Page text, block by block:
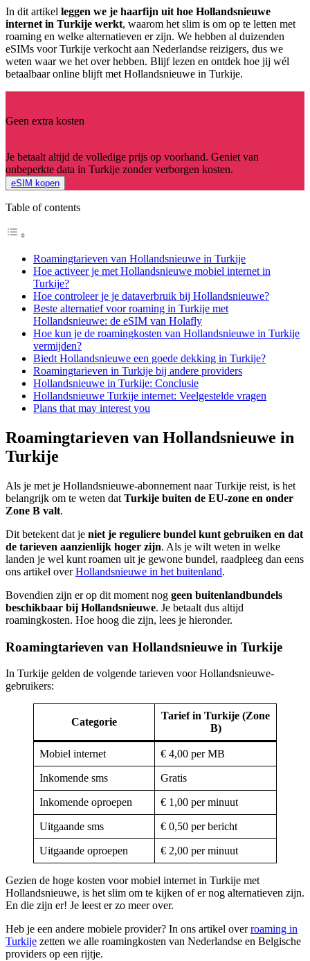
In dit artikel leggen we je haarfijn uit hoe Hollandsnieuwe
internet in Turkije werkt, waarom het slim is om op te letten met
roaming en welke alternatieven er zijn. We hebben al duizenden
eSIMs voor Turkije verkocht aan Nederlandse reizigers, dus we
weten waar we het over hebben. Blijf lezen en ontdek hoe jij wél
betaalbaar online blijft met Hollandsnieuwe in Turkije.
Geen extra kosten
Je betaalt altijd de volledige prijs op voorhand. Geniet van
onbeperkte data in Turkije zonder verborgen kosten.
eSIM kopen
Table of contents
Roamingtarieven van Hollandsnieuwe in Turkije
Hoe activeer je met Hollandsnieuwe mobiel internet in
Turkije?
Hoe controleer je je dataverbruik bij Hollandsnieuwe?
Beste alternatief voor roaming in Turkije met
Hollandsnieuwe: de eSIM van Holafly
Hoe kun je de roamingkosten van Hollandsnieuwe in Turkije
vermijden?
Biedt Hollandsnieuwe een goede dekking in Turkije?
Roamingtarieven in Turkije bij andere providers
Hollandsnieuwe in Turkije: Conclusie
Hollandsnieuwe Turkije internet: Veelgestelde vragen
Plans that may interest you
Roamingtarieven van Hollandsnieuwe in
Turkije
Als je met je Hollandsnieuwe-abonnement naar Turkije reist, is het
belangrijk om te weten dat Turkije buiten de EU-zone en onder
Zone B valt.
Dit betekent dat je niet je reguliere bundel kunt gebruiken en dat
de tarieven aanzienlijk hoger zijn.​ Als je wilt weten in welke
landen je wel kunt roamen uit je gewone bundel, raadpleeg dan eens
ons artikel overHollandsnieuwe in het buitenland.
Bovendien zijn er op dit moment nog geen buitenlandbundels
beschikbaar bij Hollandsnieuwe. Je betaalt dus altijd
roamingkosten. Hoe hoog die zijn, lees je hieronder.
Roamingtarieven van Hollandsnieuwe in Turkije
In Turkije gelden de volgende tarieven voor Hollandsnieuwe-
gebruikers:​
Categorie
Tarief in Turkije (Zone
B)
Mobiel internet € 4,00 per MB
Inkomende sms Gratis
Inkomende oproepen € 1,00 per minuut
Uitgaande sms € 0,50 per bericht
Uitgaande oproepen € 2,00 per minuut
Gezien de hoge kosten voor mobiel internet in Turkije met
Hollandsnieuwe, is het slim om te kijken of er nog alternatieven zijn.
En die zijn er! Je leest er zo meer over.
Heb je een andere mobiele provider? In ons artikel overroaming in
Turkije zetten we alle roamingkosten van Nederlandse en Belgische
providers op een rijtje.